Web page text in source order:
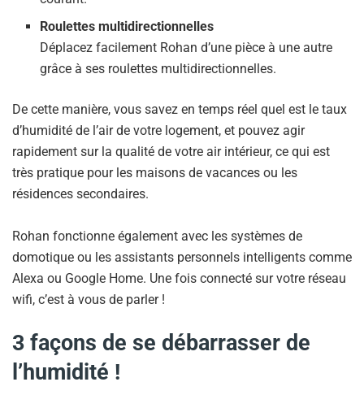
Roulettes multidirectionnelles
Déplacez facilement Rohan d’une pièce à une autre
grâce à ses roulettes multidirectionnelles.
De cette manière, vous savez en temps réel quel est le taux
d’humidité de l’air de votre logement, et pouvez agir
rapidement sur la qualité de votre air intérieur, ce qui est
très pratique pour les maisons de vacances ou les
résidences secondaires.
Rohan fonctionne également avec les systèmes de
domotique ou les assistants personnels intelligents comme
Alexa ou Google Home. Une fois connecté sur votre réseau
wifi, c’est à vous de parler !
3 façons de se débarrasser de
l’humidité !